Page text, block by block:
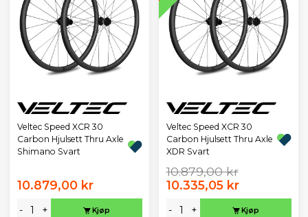
Veltec Speed XCR 30
Carbon Hjulsett Thru Axle
Shimano Svart
10.879,00 kr
- + Kjøp
Veltec Speed XCR 30
Carbon Hjulsett Thru Axle
XDR Svart
10.879,00 kr
10.335,05 kr
- + Kjøp